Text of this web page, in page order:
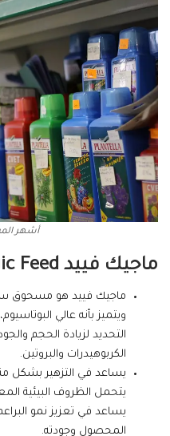
أشهر
ماجيك فييد Feed
ماجيك فييد هو مسحوق
ويتميز بأنه عالي
التحديد لزيادة الحجم
الكربوهيدرات والبروتين.
يساعد في التزهير بشكل
يتحمل الظروف البيئية
يساعد في تعزيز نمو
المحصول وجودته.